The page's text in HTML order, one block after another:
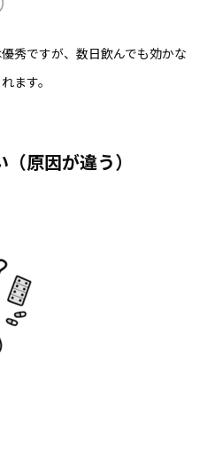
秀ですが、数日飲んでも効かな
ます。
原因が違う）